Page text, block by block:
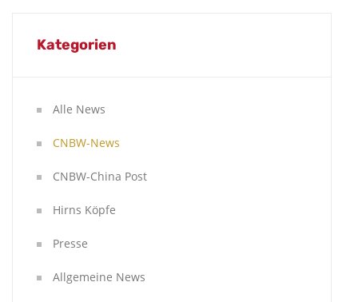
Kategorien
Alle News
CNBW-News
CNBW-China Post
Hirns Köpfe
Presse
Allgemeine News